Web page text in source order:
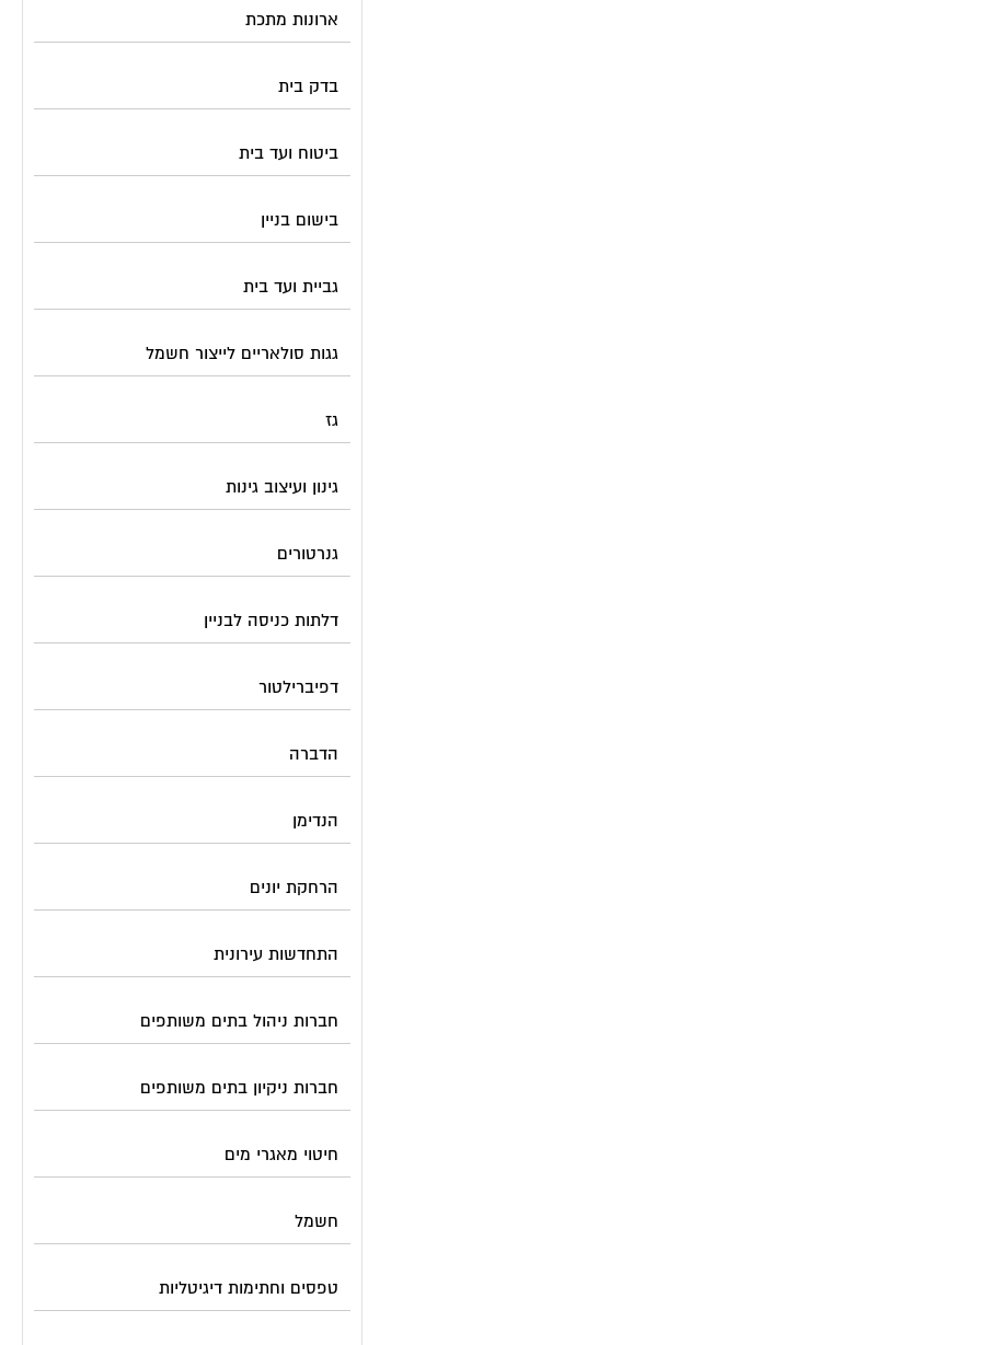
ארונות מתכת
בדק בית
ביטוח ועד בית
בישום בניין
גביית ועד בית
גגות סולאריים לייצור חשמל
גז
גינון ועיצוב גינות
גנרטורים
דלתות כניסה לבניין
דפיברילטור
הדברה
הנדימן
הרחקת יונים
התחדשות עירונית
חברות ניהול בתים משותפים
חברות ניקיון בתים משותפים
חיטוי מאגרי מים
חשמל
טפסים וחתימות דיגיטליות